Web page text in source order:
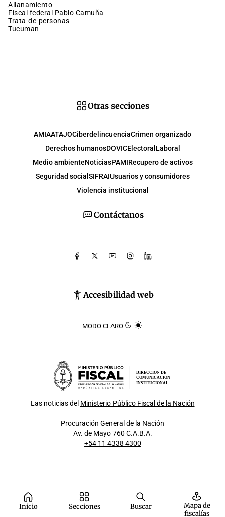
allanamiento
Fiscal federal Pablo Camuña
trata-de-personas
tucuman
Inicio Secciones Buscar
Mapa de
fiscalías
Contáctanos
Accesibilidad web
MODO CLARO
Otras secciones
AMIAATAJOCiberdelincuenciaCrimen organizado
Derechos humanosDOVICElectoral Laboral
Medio ambienteNoticiasPAMIRecupero de activos
Seguridad social SIFRAIUsuarios y consumidores
Violencia institucional
DIRECCIÓN DE
COMUNICACIÓN
INSTITUCIONAL
Las noticias del Ministerio Público Fiscal de la Nación
Procuración General de la Nación
Av. de Mayo 760 C.A.B.A.
+54 11 4338 4300